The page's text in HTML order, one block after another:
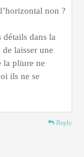
non ?
détails dans la
laisser une
la pliure ne
ils ne se
Reply